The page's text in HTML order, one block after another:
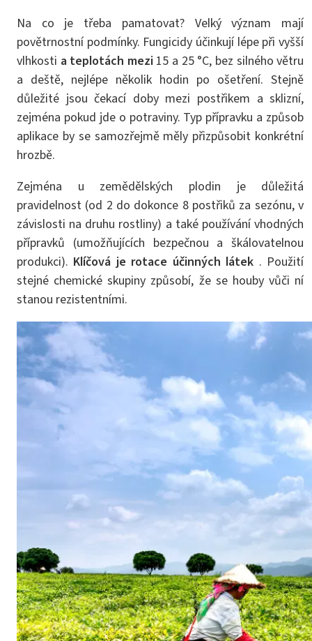
Na co je třeba pamatovat? Velký význam mají
povětrnostní podmínky. Fungicidy účinkují lépe při vyšší
vlhkosti a teplotách mezi15 a 25 °C, bez silného větru
a deště, nejlépe několik hodin po ošetření. Stejně
důležité jsou čekací doby mezi postřikem a sklizní,
zejména pokud jde o potraviny. Typ přípravku a způsob
aplikace by se samozřejmě měly přizpůsobit konkrétní
hrozbě.
Zejména u zemědělských plodin je důležitá
pravidelnost (od 2 do dokonce 8 postřiků za sezónu, v
závislosti na druhu rostliny) a také používání vhodných
přípravků (umožňujících bezpečnou a škálovatelnou
produkci). Klíčová je rotace účinných látek . Použití
stejné chemické skupiny způsobí, že se houby vůči ní
stanou rezistentními.